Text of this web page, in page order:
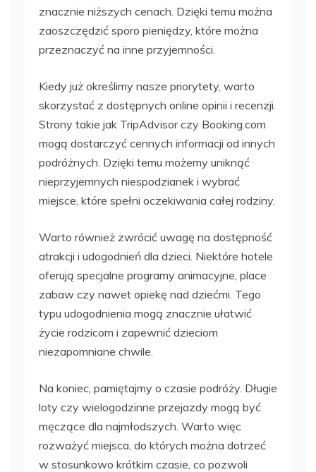
znacznie niższych cenach. Dzięki temu można
zaoszczędzić sporo pieniędzy, które można
przeznaczyć na inne przyjemności.
Kiedy już określimy nasze priorytety, warto
skorzystać z dostępnych online opinii i recenzji.
Strony takie jak TripAdvisor czy Booking.com
mogą dostarczyć cennych informacji od innych
podróżnych. Dzięki temu możemy uniknąć
nieprzyjemnych niespodzianek i wybrać
miejsce, które spełni oczekiwania całej rodziny.
Warto również zwrócić uwagę na dostępność
atrakcji i udogodnień dla dzieci. Niektóre hotele
oferują specjalne programy animacyjne, place
zabaw czy nawet opiekę nad dziećmi. Tego
typu udogodnienia mogą znacznie ułatwić
życie rodzicom i zapewnić dzieciom
niezapomniane chwile.
Na koniec, pamiętajmy o czasie podróży. Długie
loty czy wielogodzinne przejazdy mogą być
męczące dla najmłodszych. Warto więc
rozważyć miejsca, do których można dotrzeć
w stosunkowo krótkim czasie, co pozwoli